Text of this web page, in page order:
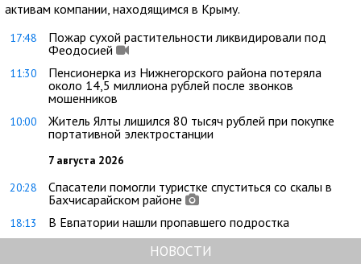
активам компании, находящимся в Крыму.
17:48
Пожар сухой растительности ликвидировали под
Феодосией
11:30
Пенсионерка из Нижнегорского района потеряла
около 14,5 миллиона рублей после звонков
мошенников
10:00
Житель Ялты лишился 80 тысяч рублей при покупке
портативной электростанции
7 августа 2026
20:28
Спасатели помогли туристке спуститься со скалы в
Бахчисарайском районе
18:13 В Евпатории нашли пропавшего подростка
НОВОСТИ